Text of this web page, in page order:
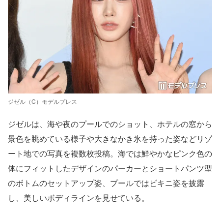
ジゼル（C）モデルプレス
ジゼルは、海や夜のプールでのショット、ホテルの窓から
景色を眺めている様子や大きなかき氷を持った姿などリゾ
ート地での写真を複数枚投稿。海では鮮やかなピンク色の
体にフィットしたデザインのパーカーとショートパンツ型
のボトムのセットアップ姿、プールではビキニ姿を披露
し、美しいボディラインを見せている。